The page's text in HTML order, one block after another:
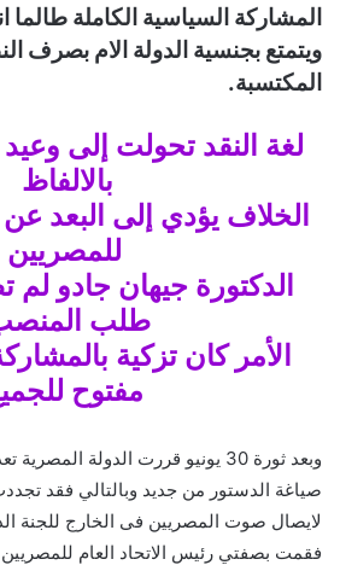
المشاركة السياسية الكاملة
ويتمتع بجنسية الدولة الام بصرف
المكتسبة.
لغة النقد تحولت إلى
بالالفاظ
الخلاف يؤدي إلى البعد
للمصريين
الدكتورة جيهان جادو
طلب
الأمر كان تزكية
مفتوح
وبعد ثورة 30 يونيو قررت الدولة
صياغة الدستور من جديد وبالتالي فقد
لايصال صوت المصريين فى الخارج للجنة
فقمت بصفتي رئيس الاتحاد العام